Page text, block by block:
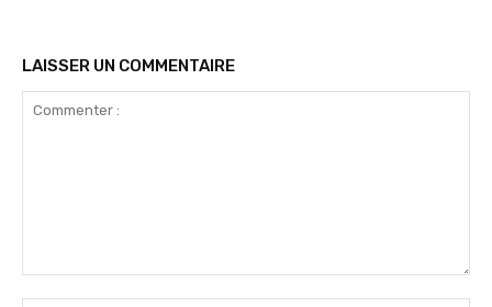
LAISSER UN COMMENTAIRE